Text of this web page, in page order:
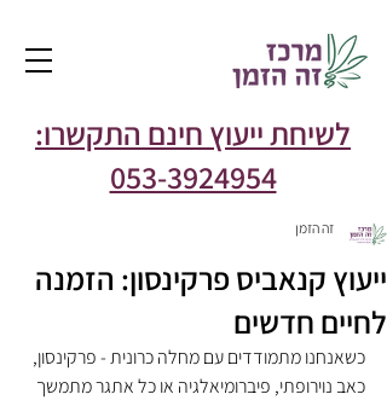
לשיחת ייעוץ חינם התקשרו:
053-3924954
ייעוץ קנאביס פרקינסון: הזמנה
לחיים חדשים
זה הזמן
כשאנחנו מתמודדים עם מחלה כרונית - פרקינסון,
כאב נוירופתי, פיברומיאלגיה או כל אתגר מתמשך